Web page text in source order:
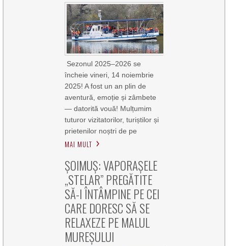
Sezonul 2025–2026 se
încheie vineri, 14 noiembrie
2025! A fost un an plin de
aventură, emoție și zâmbete
— datorită vouă! Mulțumim
tuturor vizitatorilor, turiștilor și
prietenilor noștri de pe
MAI MULT
ȘOIMUȘ: VAPORAȘELE
„STELAR” PREGĂTITE
SĂ-I ÎNTÂMPINE PE CEI
CARE DORESC SĂ SE
RELAXEZE PE MALUL
MUREȘULUI